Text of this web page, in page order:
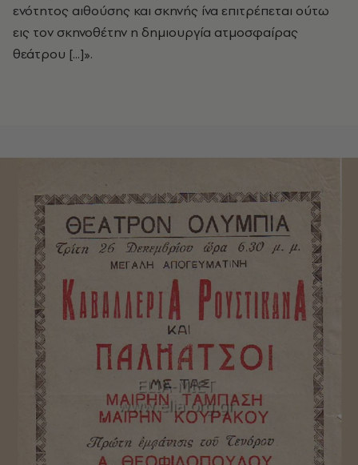
ενότητος αιθούσης και σκηνής ίνα επιτρέπεται ούτω
εις τον σκηνοθέτην η δημιουργία ατμοσφαίρας
θεάτρου [...]».